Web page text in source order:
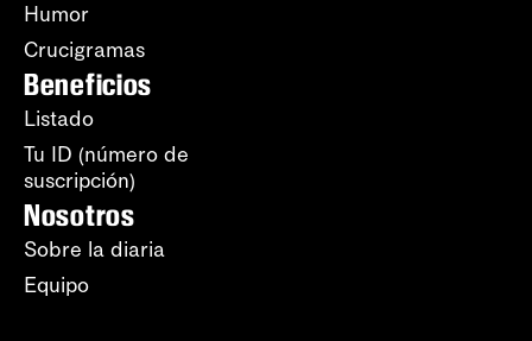
Humor
Crucigramas
Beneficios
Listado
Tu ID (número de
suscripción)
Nosotros
Sobre la diaria
Equipo